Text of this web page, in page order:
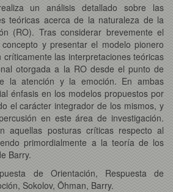
un análisis detallado sobre las
teóricas acerca de la naturaleza de la
(RO). Tras considerar brevemente el
y presentar el modelo pionero
críticamente las interpretaciones teóricas
otorgada a la RO desde el punto de
la atención y la emoción. En ambas
énfasis en los modelos propuestos por
el carácter integrador de los mismos, y
en este área de investigación.
aquellas posturas críticas respecto al
primordialmente a la teoría de los
Barry.
de Orientación, Respuesta de
Sokolov, Öhman, Barry.